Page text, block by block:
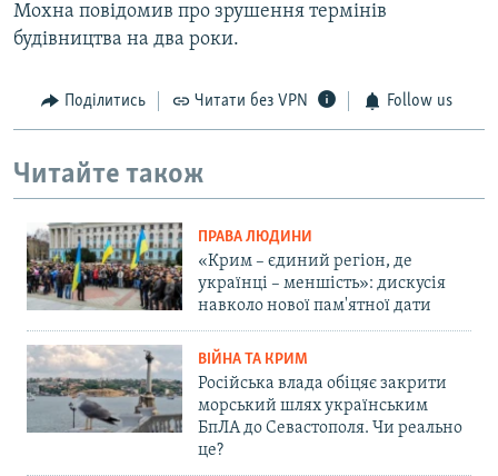
Мохна повідомив про зрушення термінів
будівництва на два роки.
Поділитись Читати без VPN Follow us
Читайте також
ПРАВА ЛЮДИНИ
«Крим – єдиний регіон, де
українці – меншість»: дискусія
навколо нової пам'ятної дати
ВІЙНА ТА КРИМ
Російська влада обіцяє закрити
морський шлях українським
БпЛА до Севастополя. Чи реально
це?